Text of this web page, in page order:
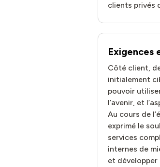
clients privés
Exigences
Côté client,
initialement
pouvoir
l’avenir, et
Au cours de
exprimé le
services
internes de
et